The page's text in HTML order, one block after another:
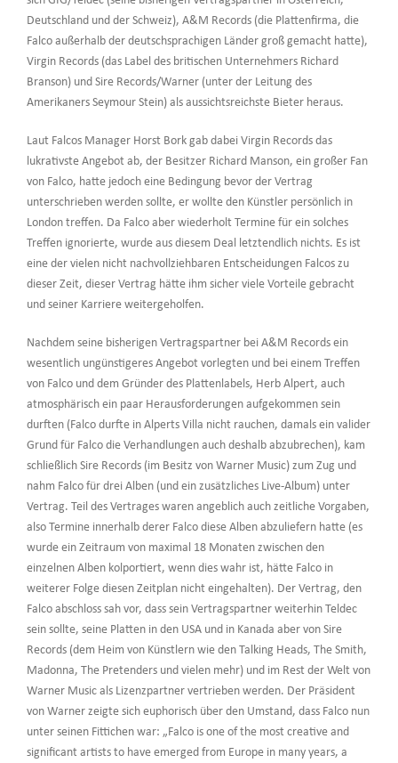
Deutschland und der Schweiz), A&M Records (die Plattenfirma, die
Falco außerhalb der deutschsprachigen Länder groß gemacht hatte),
Virgin Records (das Label des britischen Unternehmers Richard
Branson) und Sire Records/Warner (unter der Leitung des
Amerikaners Seymour Stein) als aussichtsreichste Bieter heraus.
Laut Falcos Manager Horst Bork gab dabei Virgin Records das
lukrativste Angebot ab, der Besitzer Richard Manson, ein großer Fan
von Falco, hatte jedoch eine Bedingung bevor der Vertrag
unterschrieben werden sollte, er wollte den Künstler persönlich in
London treffen. Da Falco aber wiederholt Termine für ein solches
Treffen ignorierte, wurde aus diesem Deal letztendlich nichts. Es ist
eine der vielen nicht nachvollziehbaren Entscheidungen Falcos zu
dieser Zeit, dieser Vertrag hätte ihm sicher viele Vorteile gebracht
und seiner Karriere weitergeholfen.
Nachdem seine bisherigen Vertragspartner bei A&M Records ein
wesentlich ungünstigeres Angebot vorlegten und bei einem Treffen
von Falco und dem Gründer des Plattenlabels, Herb Alpert, auch
atmosphärisch ein paar Herausforderungen aufgekommen sein
durften (Falco durfte in Alperts Villa nicht rauchen, damals ein valider
Grund für Falco die Verhandlungen auch deshalb abzubrechen), kam
schließlich Sire Records (im Besitz von Warner Music) zum Zug und
nahm Falco für drei Alben (und ein zusätzliches Live-Album) unter
Vertrag. Teil des Vertrages waren angeblich auch zeitliche Vorgaben,
also Termine innerhalb derer Falco diese Alben abzuliefern hatte (es
wurde ein Zeitraum von maximal 18 Monaten zwischen den
einzelnen Alben kolportiert, wenn dies wahr ist, hätte Falco in
weiterer Folge diesen Zeitplan nicht eingehalten). Der Vertrag, den
Falco abschloss sah vor, dass sein Vertragspartner weiterhin Teldec
sein sollte, seine Platten in den USA und in Kanada aber von Sire
Records (dem Heim von Künstlern wie den Talking Heads, The Smith,
Madonna, The Pretenders und vielen mehr) und im Rest der Welt von
Warner Music als Lizenzpartner vertrieben werden. Der Präsident
von Warner zeigte sich euphorisch über den Umstand, dass Falco nun
unter seinen Fittichen war: „Falco is one of the most creative and
significant artists to have emerged from Europe in many years, a